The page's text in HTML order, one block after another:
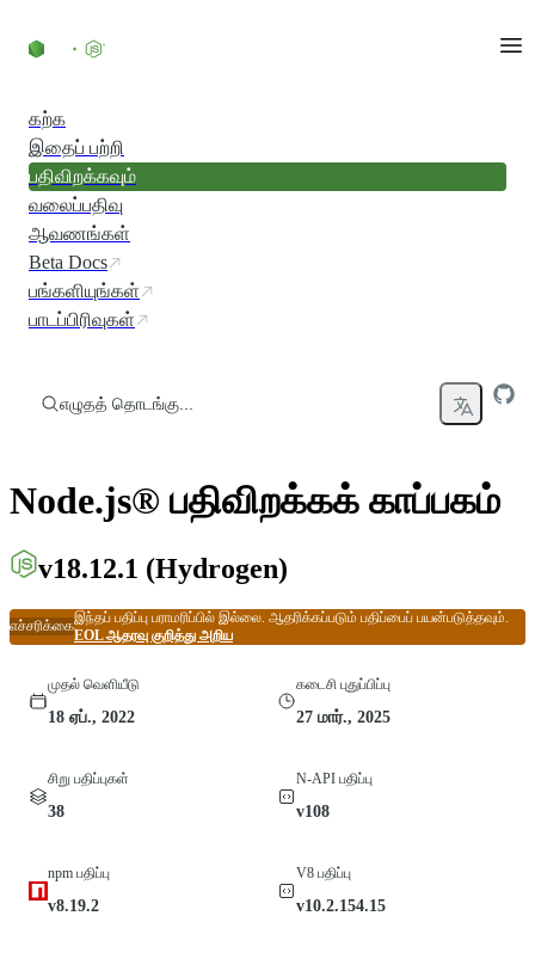
கற்க
இதைப் பற்றி
பதிவிறக்கவும்
வலைப்பதிவு
ஆவணங்கள்
Beta Docs
பங்களியுங்கள்
பாடப்பிரிவுகள்
எழுதத் தொடங்கு...
Node.js® பதிவிறக்கக் காப்பகம்
v18.12.1 (Hydrogen)
எச்சரிக்கை
இந்தப் பதிப்பு பராமரிப்பில் இல்லை. ஆதரிக்கப்படும் பதிப்பைப் பயன்படுத்தவும்.
EOL ஆதரவு குறித்து அறிய
முதல் வெளியீடு
18 ஏப்., 2022
கடைசி புதுப்பிப்பு
27 மார்., 2025
சிறு பதிப்புகள்
38
N-API பதிப்பு
v108
npm பதிப்பு
v8.19.2
V8 பதிப்பு
v10.2.154.15